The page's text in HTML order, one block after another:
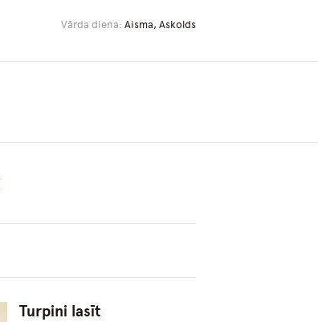
Vārda diena: Aisma, Askolds
Turpini lasīt